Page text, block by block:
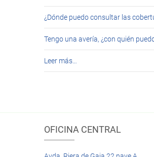
¿Dónde puedo consultar las
Tengo una avería, ¿con quién
Leer más…
OFICINA CENTRAL